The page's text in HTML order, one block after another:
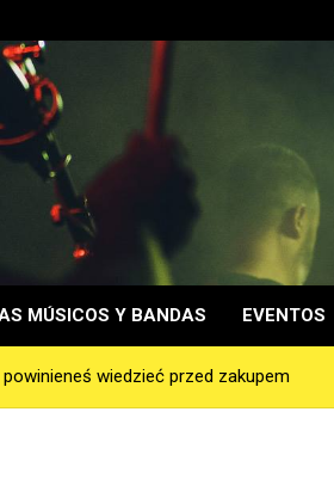
MÚSICOS Y BANDAS EVENTOS
wiedzieć przed zakupem